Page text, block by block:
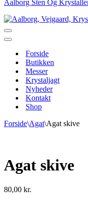
Aalborg Sten Og
Navigation
menu
Navigation
Forside
Butikken
Messer
Krystaljagt
Nyheder
Kontakt
Shop
Forside\Agat\Agat skive
Agat skive
80,00 kr.